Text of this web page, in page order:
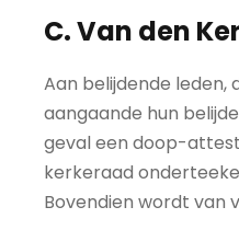
C. Van den
Aan belijdende
aangaande hun
geval een doop-
kerkeraad
Bovendien wordt van